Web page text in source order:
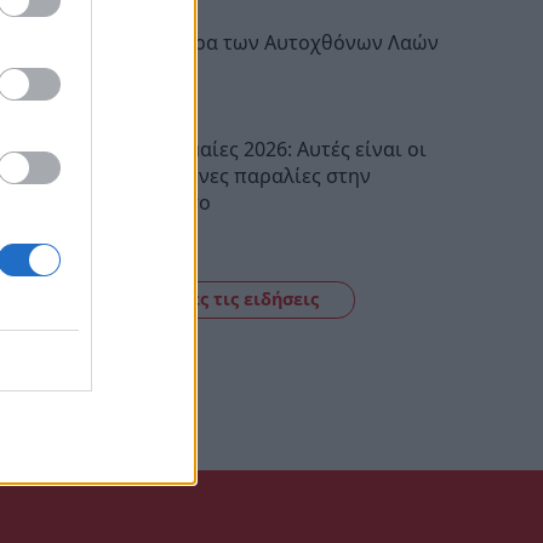
Διεθνής Ημέρα των Αυτοχθόνων Λαών
Γαλάζιες Σημαίες 2026: Αυτές είναι οι
54 βραβευμένες παραλίες στην
Πελοπόννησο
Δείτε όλες τις ειδήσεις